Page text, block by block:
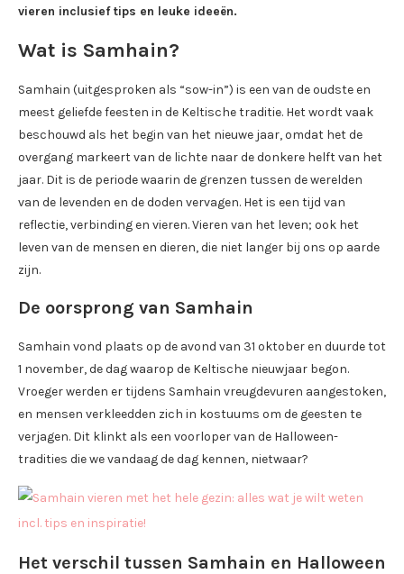
vieren inclusief tips en leuke ideeën.
Wat is Samhain?
Samhain (uitgesproken als “sow-in”) is een van de oudste en
meest geliefde feesten in de Keltische traditie. Het wordt vaak
beschouwd als het begin van het nieuwe jaar, omdat het de
overgang markeert van de lichte naar de donkere helft van het
jaar. Dit is de periode waarin de grenzen tussen de werelden
van de levenden en de doden vervagen. Het is een tijd van
reflectie, verbinding en vieren. Vieren van het leven; ook het
leven van de mensen en dieren, die niet langer bij ons op aarde
zijn.
De oorsprong van Samhain
Samhain vond plaats op de avond van 31 oktober en duurde tot
1 november, de dag waarop de Keltische nieuwjaar begon.
Vroeger werden er tijdens Samhain vreugdevuren aangestoken,
en mensen verkleedden zich in kostuums om de geesten te
verjagen. Dit klinkt als een voorloper van de Halloween-
tradities die we vandaag de dag kennen, nietwaar?
Het verschil tussen Samhain en Halloween